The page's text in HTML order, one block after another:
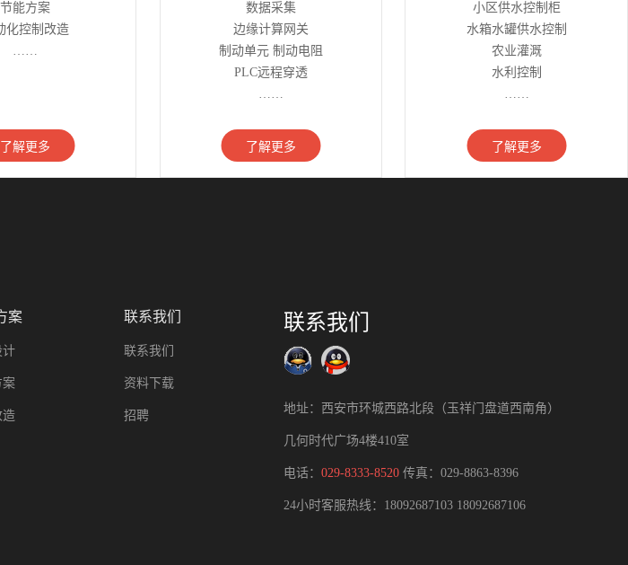
节能方案
化控制改造
……
了解更多
数据采集
边缘计算网关
制动单元 制动电阻
PLC远程穿透
……
了解更多
小区供水控制柜
水箱水罐供水控制
农业灌溉
水利控制
……
了解更多
案
计
案
造
联系我们
联系我们
资料下载
招聘
联系我们
地址：西安市环城西路北段（玉祥门盘道西南角）
几何时代广场4楼410室
电话： 029-8333-8520 传真：029-8863-8396
24小时客服热线： 18092687103 18092687106